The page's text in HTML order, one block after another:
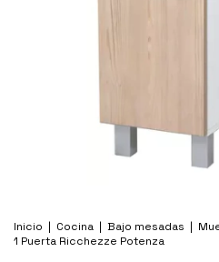
Inicio | Cocina | Bajo mesadas |
1 Puerta Ricchezze Potenza